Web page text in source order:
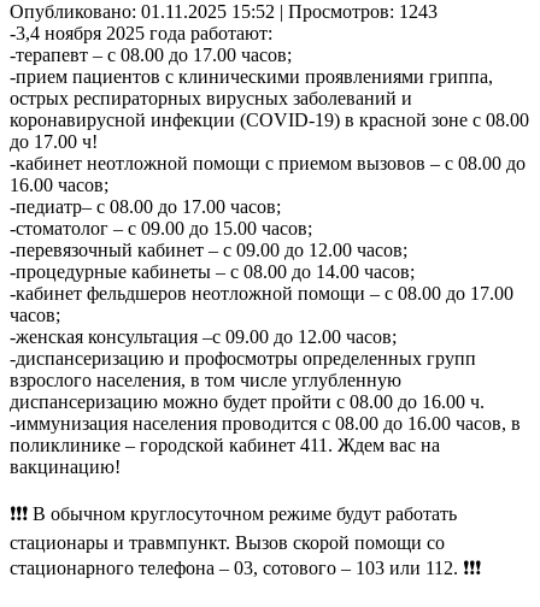
Опубликовано: 01.11.2025 15:52 | Просмотров: 1243
-3,4 ноября 2025 года работают:
-терапевт – с 08.00 до 17.00 часов;
-прием пациентов с клиническими проявлениями гриппа,
острых респираторных вирусных заболеваний и
коронавирусной инфекции (COVID-19) в красной зоне с 08.00
до 17.00 ч!
-кабинет неотложной помощи с приемом вызовов – с 08.00 до
16.00 часов;
-педиатр– с 08.00 до 17.00 часов;
-стоматолог – с 09.00 до 15.00 часов;
-перевязочный кабинет – с 09.00 до 12.00 часов;
-процедурные кабинеты – с 08.00 до 14.00 часов;
-кабинет фельдшеров неотложной помощи – с 08.00 до 17.00
часов;
-женская консультация –с 09.00 до 12.00 часов;
-диспансеризацию и профосмотры определенных групп
взрослого населения, в том числе углубленную
диспансеризацию можно будет пройти с 08.00 до 16.00 ч.
-иммунизация населения проводится с 08.00 до 16.00 часов, в
поликлинике – городской кабинет 411. Ждем вас на
вакцинацию!
❗❗❗ В обычном круглосуточном режиме будут работать
стационары и травмпункт. Вызов скорой помощи со
стационарного телефона – 03, сотового – 103 или 112. ❗❗❗